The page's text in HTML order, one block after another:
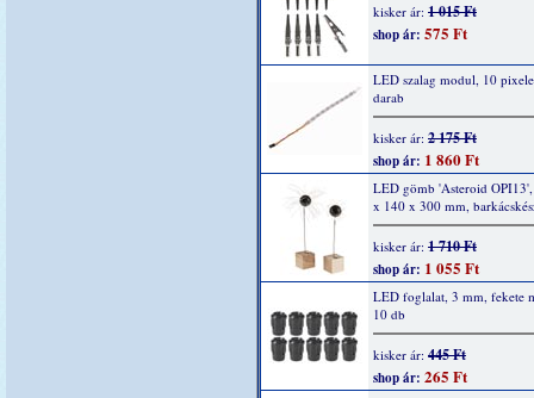
kisker ár: 1 015 Ft
shop ár: 575 Ft
LED szalag modul, 10
darab
kisker ár: 2 175 Ft
shop ár: 1 860 Ft
LED gömb 'Asteroid
x 140 x 300 mm,
kisker ár: 1 710 Ft
shop ár: 1 055 Ft
LED foglalat, 3 mm, fekete
10 db
kisker ár: 445 Ft
shop ár: 265 Ft